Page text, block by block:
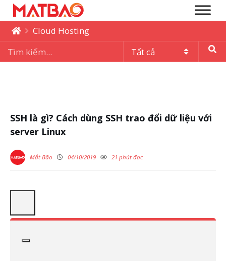
Cloud Hosting
SSH là gì? Cách dùng SSH trao đổi dữ liệu với
server Linux
Mắt Bão 04/10/2019 21 phút đọc